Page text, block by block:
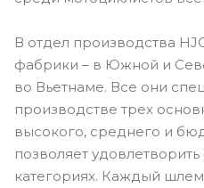
В отдел производства
фабрики – в Южной и
во Вьетнаме. Все они
производстве трех
высокого, среднего и
позволяет
категориях. Каждый